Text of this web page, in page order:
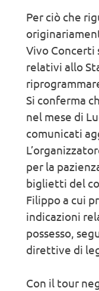
Per ciò che
Vivo Concerti
relativi allo
Si conferma
nel mese di
comunicati
per la
biglietti del
Filippo a cui
indicazioni
possesso,
direttive di
Con il tour